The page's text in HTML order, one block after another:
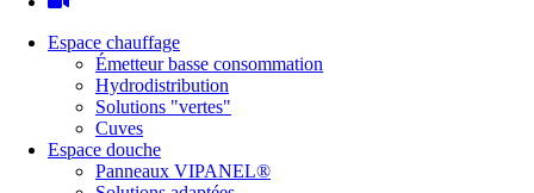
Espace chauffage
Émetteur basse consommation
Hydrodistribution
Solutions "vertes"
Cuves
Espace douche
Panneaux VIPANEL®